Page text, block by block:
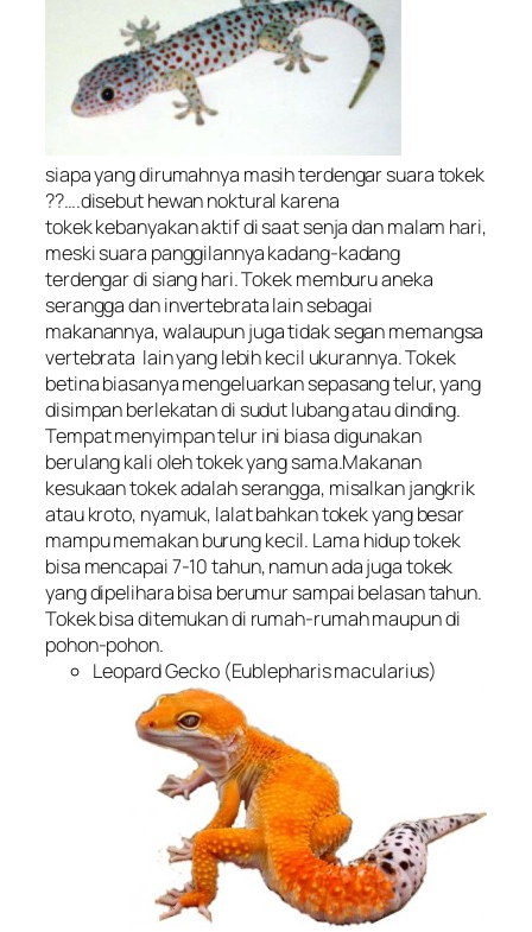
siapa yang dirumahnya masih terdengar suara tokek
??….disebut hewan noktural karena
tokek kebanyakan aktif di saat senja dan malam hari,
meski suara panggilannya kadang-kadang
terdengar di siang hari. Tokek memburu aneka
serangga dan invertebrata lain sebagai
makanannya, walaupun juga tidak segan memangsa
vertebrata lain yang lebih kecil ukurannya. Tokek
betina biasanya mengeluarkan sepasang telur, yang
disimpan berlekatan di sudut lubang atau dinding.
Tempat menyimpan telur ini biasa digunakan
berulang kali oleh tokek yang sama.Makanan
kesukaan tokek adalah serangga, misalkan jangkrik
atau kroto, nyamuk, lalat bahkan tokek yang besar
mampu memakan burung kecil. Lama hidup tokek
bisa mencapai 7-10 tahun, namun ada juga tokek
yang dipelihara bisa berumur sampai belasan tahun.
Tokek bisa ditemukan di rumah-rumah maupun di
pohon-pohon.
Leopard Gecko (Eublepharis macularius)